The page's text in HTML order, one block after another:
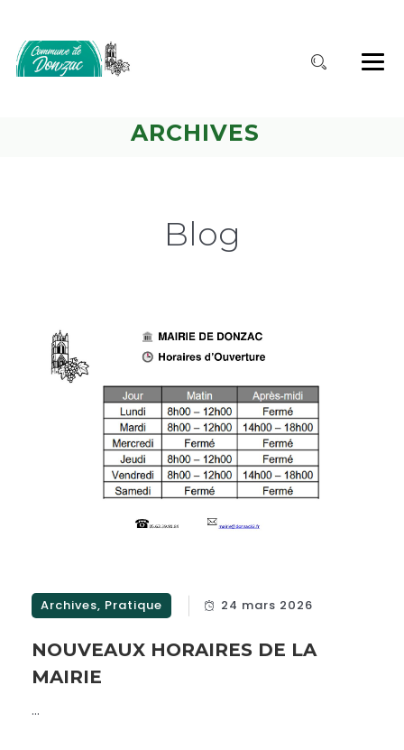
ARCHIVES
Blog
Archives, Pratique 24 mars 2026
NOUVEAUX HORAIRES DE LA
MAIRIE
...